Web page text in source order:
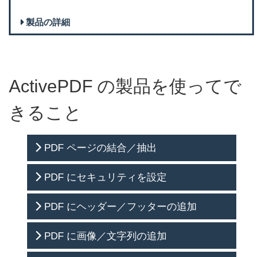
2018/8/23
2018/4/16
ActivePDF DocConverter 9.1 リリース
2018/4/2
ActivePDF WebGrabber 2016 R2.1 リリース
2018/3/26
ActivePDF Toolkit 8.1.1 リリース
ActivePDF Server 8.1.0 リリース
2018/2/5
ActivePDF Reader Plus 3.2 リリース
2017/12/18
ActivePDF DocConverter 2015 R5.0 リリース
2017/12/11
ActivePDF Reader Plus 3.1 リリース
2017/11/20
ActivePDF Toolkit 2018 R1.0 リリース
2017/09/05
ActivePDF Toolkit 2017 R1.2 リリース
製品の詳細
ActivePDF の製品を使ってで
きること
PDF ページの結合／抽出
PDF にセキュリティを設定
PDF にヘッダー／フッターの追加
PDF に画像／文字列の追加